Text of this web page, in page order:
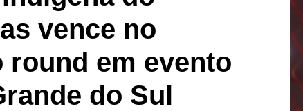
vence no
round em evento
do Sul